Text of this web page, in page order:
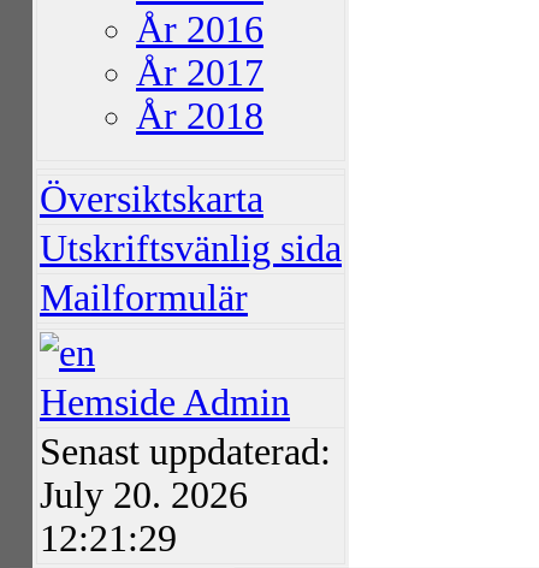
År 2016
År 2017
År 2018
Översiktskarta
Utskriftsvänlig sida
Mailformulär
Hemside Admin
Senast uppdaterad:
July 20. 2026
12:21:29